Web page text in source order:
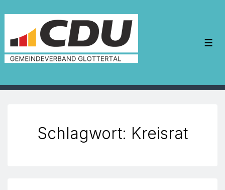
Inhalt
Schlagwort: Kreisrat